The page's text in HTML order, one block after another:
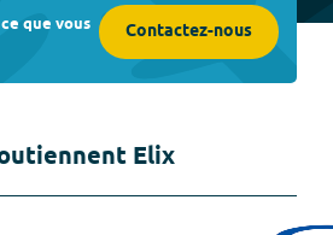
que vous Contactez-nous
Elix